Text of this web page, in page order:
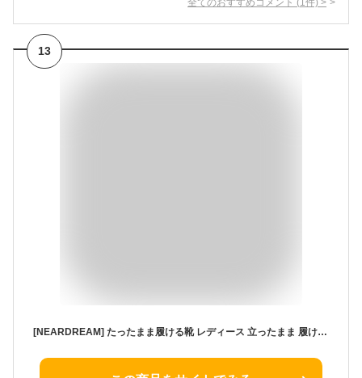
全てのおすすめコメント (1 件) >
13
[NEARDREAM] たったまま履ける靴 レディース 立ったまま 履ける スニーカー スリッポン 紐なし 履きやすい靴 上履き 立ち仕事 歩きやすい メッシュ 軽量 大人 通気性 3e オールブラック 22.5cm